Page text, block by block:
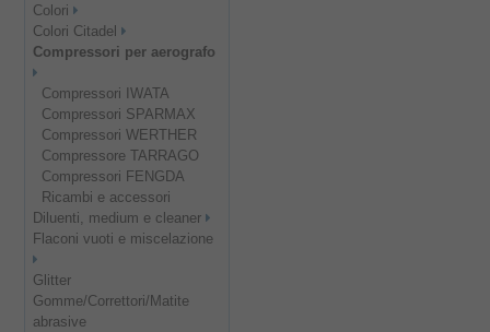
Colori
Colori Citadel
Compressori per aerografo
Compressori IWATA
Compressori SPARMAX
Compressori WERTHER
Compressore TARRAGO
Compressori FENGDA
Ricambi e accessori
Diluenti, medium e cleaner
Flaconi vuoti e miscelazione
Glitter
Gomme/Correttori/Matite
abrasive